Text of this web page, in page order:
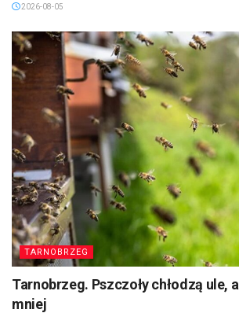
2026-08-05
TARNOBRZEG
Tarnobrzeg. Pszczoły chłodzą ule,
mniej